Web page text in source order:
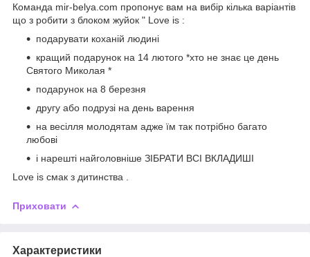
Команда mir-belya.com пропонує вам на вибір кілька варіантів
що з робити з блоком жуйок " Love is :
подарувати коханій людині
кращий подарунок на 14 лютого *хто не знає це день
Святого Миколая *
подарунок на 8 березня
другу або подрузі на день варення
на весілля молодятам адже їм так потрібно багато
любові
і нарешті найголовніше ЗІБРАТИ ВСІ ВКЛАДИШІ
Love is смак з дитинства .
Приховати
Характеристики